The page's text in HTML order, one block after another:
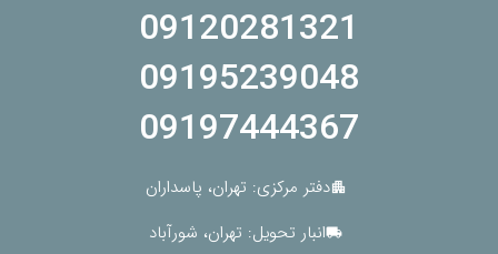
09120281321
09195239048
09197444367
apartmentدفتر مرکزی: تهران، پاسداران
local_shippingانبار تحویل: تهران، شورآباد